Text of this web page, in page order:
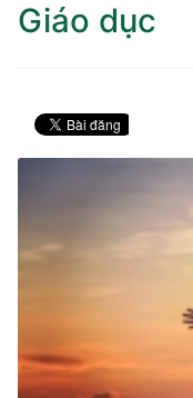
Giáo dục